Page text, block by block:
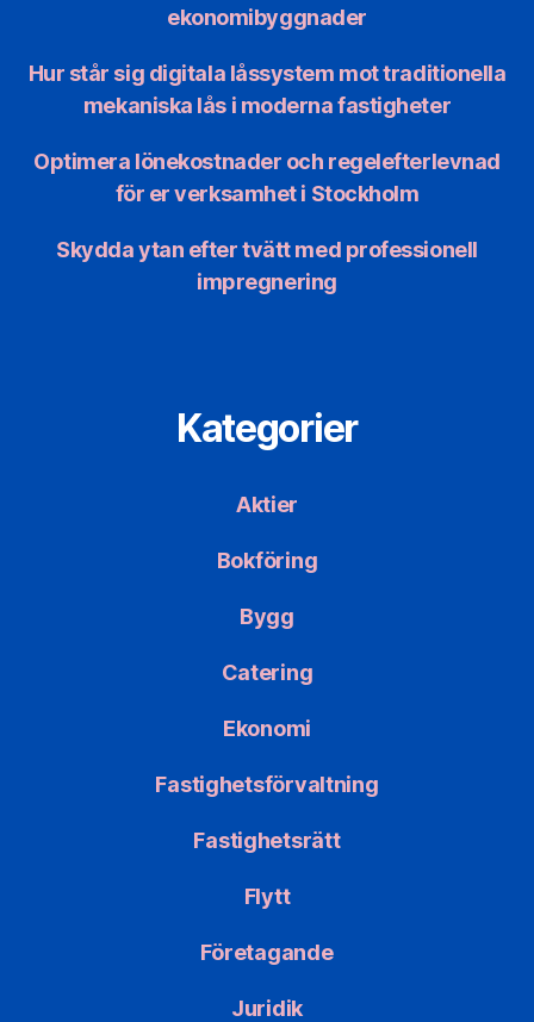
ekonomibyggnader
Hur står sig digitala låssystem mot traditionella
mekaniska lås i moderna fastigheter
Optimera lönekostnader och regelefterlevnad
för er verksamhet i Stockholm
Skydda ytan efter tvätt med professionell
impregnering
Kategorier
Aktier
Bokföring
Bygg
Catering
Ekonomi
Fastighetsförvaltning
Fastighetsrätt
Flytt
Företagande
Juridik